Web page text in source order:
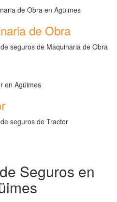
de Obra
seguros de Maquinaria de Obra
seguros de Tractor
Seguros en